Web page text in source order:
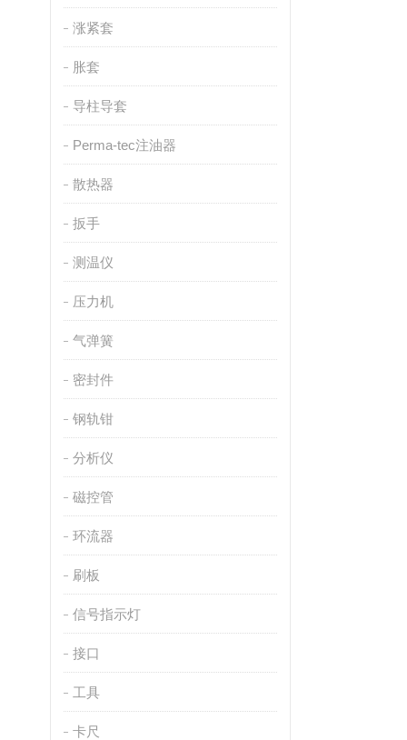
涨紧套
胀套
导柱导套
Perma-tec注油器
散热器
扳手
测温仪
压力机
气弹簧
密封件
钢轨钳
分析仪
磁控管
环流器
刷板
信号指示灯
接口
工具
卡尺